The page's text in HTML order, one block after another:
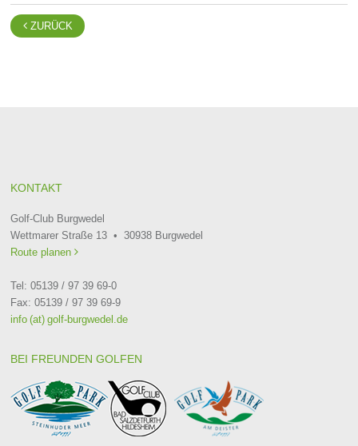
ZURÜCK
KONTAKT
Golf-Club Burgwedel
Wettmarer Straße 13 • 30938 Burgwedel
Route planen
Tel: 05139 / 97 39 69-0
Fax: 05139 / 97 39 69-9
info (at) golf-burgwedel.de
BEI FREUNDEN GOLFEN